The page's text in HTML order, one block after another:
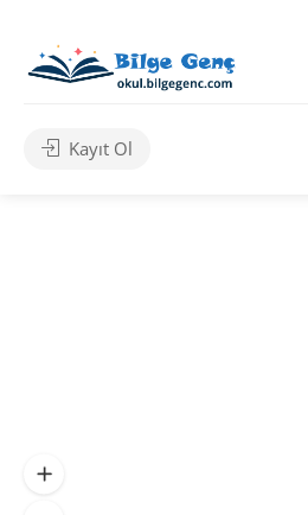
Kayıt Ol